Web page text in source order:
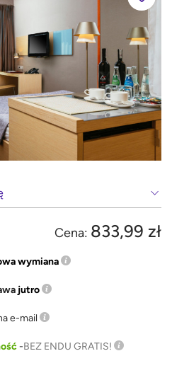
Cena: 833,99 zł
wymiana
jutro
e-mail
-BEZ ENDU GRATIS!